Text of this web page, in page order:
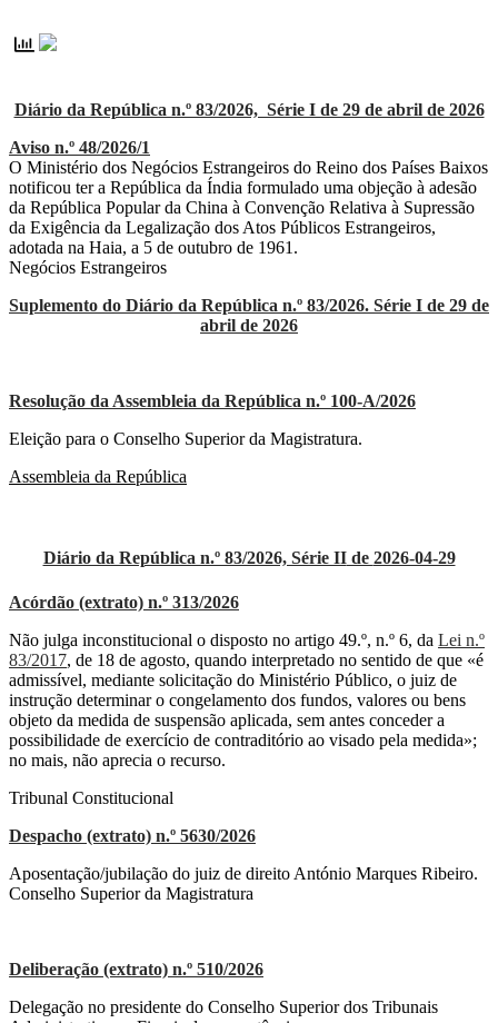
Diário da República n.º 83/2026, Série I de 29 de abril de 2026
Aviso n.º 48/2026/1
O Ministério dos Negócios Estrangeiros do Reino dos Países Baixos
notificou ter a República da Índia formulado uma objeção à adesão
da República Popular da China à Convenção Relativa à Supressão
da Exigência da Legalização dos Atos Públicos Estrangeiros,
adotada na Haia, a 5 de outubro de 1961.
Negócios Estrangeiros
Suplemento do Diário da República n.º 83/2026. Série I de 29 de
abril de 2026
Resolução da Assembleia da República n.º 100-A/2026
Eleição para o Conselho Superior da Magistratura.
Assembleia da República
Diário da República n.º 83/2026, Série IIde 2026-04-29
Acórdão (extrato) n.º 313/2026
Não julga inconstitucional o disposto no artigo 49.º, n.º 6, da Lei n.º
83/2017, de 18 de agosto, quando interpretado no sentido de que «é
admissível, mediante solicitação do Ministério Público, o juiz de
instrução determinar o congelamento dos fundos, valores ou bens
objeto da medida de suspensão aplicada, sem antes conceder a
possibilidade de exercício de contraditório ao visado pela medida»;
no mais, não aprecia o recurso.
Tribunal Constitucional
Despacho (extrato) n.º 5630/2026
Aposentação/jubilação do juiz de direito António Marques Ribeiro.
Conselho Superior da Magistratura
Deliberação (extrato) n.º 510/2026
Delegação no presidente do Conselho Superior dos Tribunais